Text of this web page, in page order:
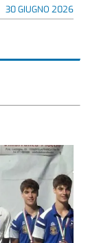
30 GIUGNO 2026